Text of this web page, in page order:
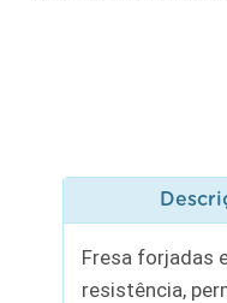
Fresa forjadas
resistência,